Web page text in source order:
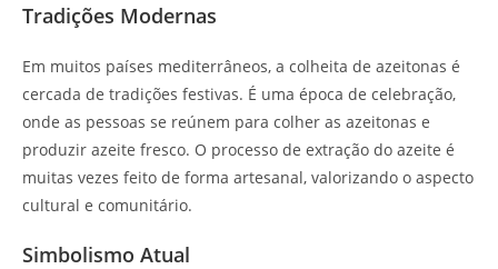
Tradições Modernas
Em muitos países mediterrâneos, a colheita de azeitonas é
cercada de tradições festivas. É uma época de celebração,
onde as pessoas se reúnem para colher as azeitonas e
produzir azeite fresco. O processo de extração do azeite é
muitas vezes feito de forma artesanal, valorizando o aspecto
cultural e comunitário.
Simbolismo Atual